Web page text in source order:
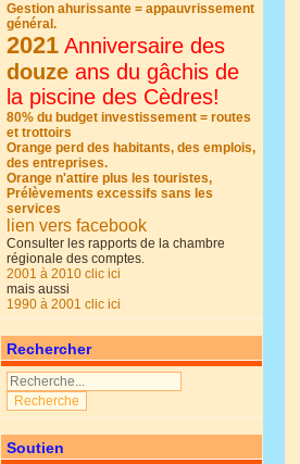
Gestion ahurissante = appauvrissement
général.
2021 Anniversaire des
douze ans du gâchis de
la piscine des Cèdres!
80% du budget investissement = routes
et trottoirs
Orange perd des habitants, des emplois,
des entreprises.
Orange n'attire plus les touristes,
Prélèvements excessifs sans les
services
lien vers facebook
Consulter les rapports de la chambre
régionale des comptes.
2001 à 2010 clic ici
mais aussi
1990 à 2001 clic ici
Rechercher
Soutien